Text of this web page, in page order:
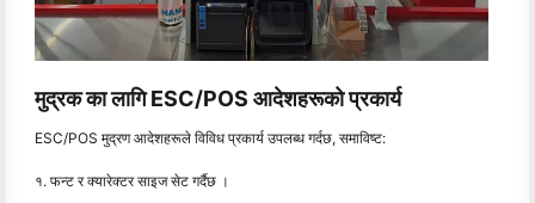
मुद्रक का लागि ESC/POS आदेशहरूको प्रकार्य
ESC/POS मुद्रण आदेशहरूले विविध प्रकार्य उपलब्ध गर्दछ, समाविष्ट:
१. फन्ट र क्यारेक्टर साइज सेट गर्दैछ ।